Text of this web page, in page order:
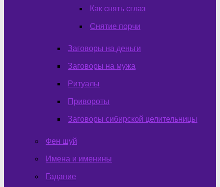
Как снять сглаз
Снятие порчи
Заговоры на деньги
Заговоры на мужа
Ритуалы
Привороты
Заговоры сибирской целительницы
Фен шуй
Имена и именины
Гадание